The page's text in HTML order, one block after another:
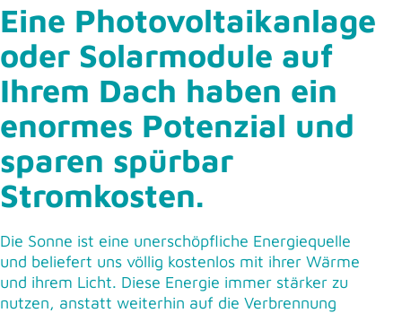
Eine Photovoltaikanlage
oder Solarmodule auf
Ihrem Dach haben ein
enormes Potenzial und
sparen spürbar
Stromkosten.
Die Sonne ist eine unerschöpfliche Energiequelle
und beliefert uns völlig kostenlos mit ihrer Wärme
und ihrem Licht. Diese Energie immer stärker zu
nutzen, anstatt weiterhin auf die Verbrennung